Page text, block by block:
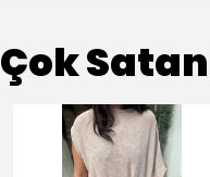
Çok